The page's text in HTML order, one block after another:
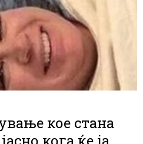
кое стана